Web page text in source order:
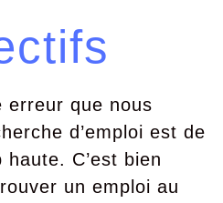
erreur que nous
d’emploi est de
C’est bien
un emploi au